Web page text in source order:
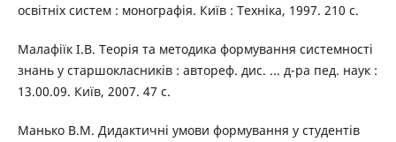
освітніх систем : монографія. Київ : Техніка, 1997. 210 с.
Малафіїк І.В. Теорія та методика формування системності
знань у старшокласників : автореф. дис. ... д-ра пед. наук :
13.00.09. Київ, 2007. 47 с.
Манько В.М. Дидактичні умови формування у студентів